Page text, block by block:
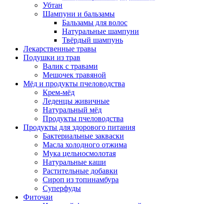
Убтан
Шампуни и бальзамы
Бальзамы для волос
Натуральные шампуни
Твёрдый шампунь
Лекарственные травы
Подушки из трав
Валик с травами
Мешочек травяной
Мёд и продукты пчеловодства
Крем-мёд
Леденцы живичные
Натуральный мёд
Продукты пчеловодства
Продукты для здорового питания
Бактериальные закваски
Масла холодного отжима
Мука цельносмолотая
Натуральные каши
Растительные добавки
Сироп из топинамбура
Суперфуды
Фиточаи